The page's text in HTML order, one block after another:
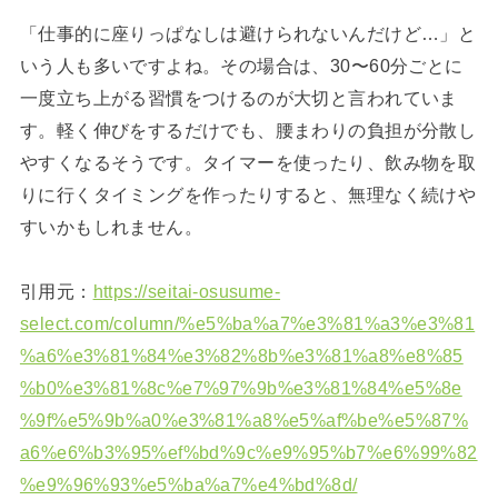
「仕事的に座りっぱなしは避けられないんだけど…」と
いう人も多いですよね。その場合は、30〜60分ごとに
一度立ち上がる習慣をつけるのが大切と言われていま
す。軽く伸びをするだけでも、腰まわりの負担が分散し
やすくなるそうです。タイマーを使ったり、飲み物を取
りに行くタイミングを作ったりすると、無理なく続けや
すいかもしれません。
引用元： https://seitai-osusume-
select.com/column/%e5%ba%a7%e3%81%a3%e3%81
%a6%e3%81%84%e3%82%8b%e3%81%a8%e8%85
%b0%e3%81%8c%e7%97%9b%e3%81%84%e5%8e
%9f%e5%9b%a0%e3%81%a8%e5%af%be%e5%87%
a6%e6%b3%95%ef%bd%9c%e9%95%b7%e6%99%82
%e9%96%93%e5%ba%a7%e4%bd%8d/